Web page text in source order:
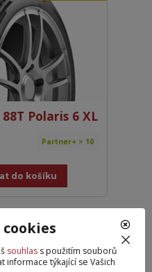
Polaris 6 XL
Partner+ > 10
do košíku
TRADICE KVALITY
souhlass použitím souborů
informace týkající se Vašich